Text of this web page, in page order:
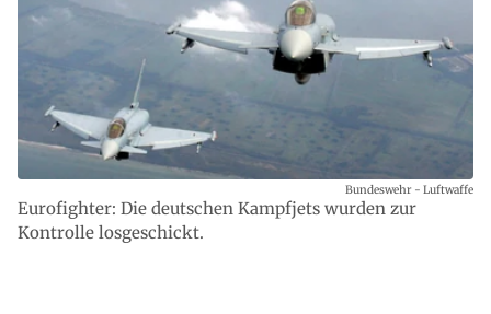
Eurofighter: Die deutschen Kampfjets wurden zur
Kontrolle losgeschickt.
Bundeswehr - Luftwaffe